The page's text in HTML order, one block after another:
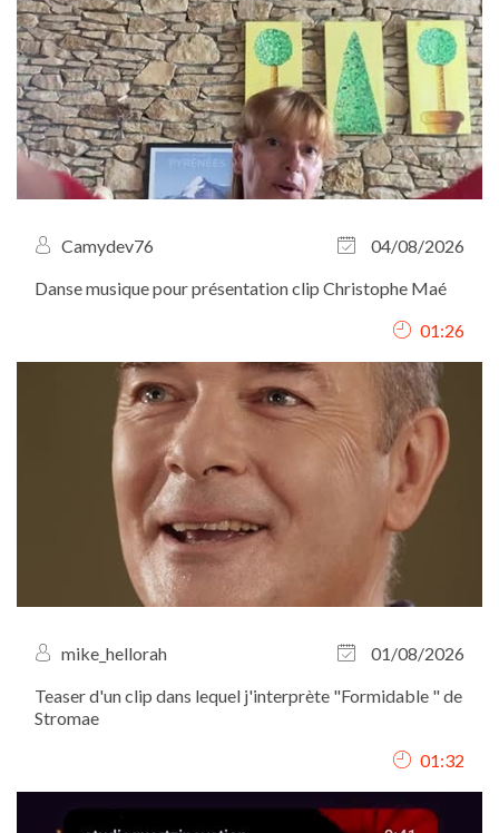
Camydev76
04/08/2026
Danse musique pour présentation clip Christophe Maé
01:26
mike_hellorah
01/08/2026
Teaser d'un clip dans lequel j'interprète "Formidable " de
Stromae
01:32